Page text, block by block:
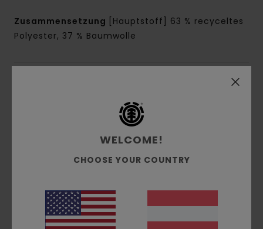
Zusammensetzung
[Hauptstoff] 63 % recyceltes
Polyester, 37 % Baumwolle
Kundenbewertungen
WELCOME!
CHOOSE YOUR COUNTRY